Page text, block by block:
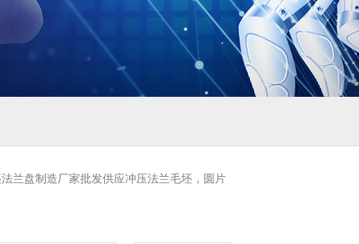
兰盘制造厂家批发供应冲压法兰毛坯，圆片